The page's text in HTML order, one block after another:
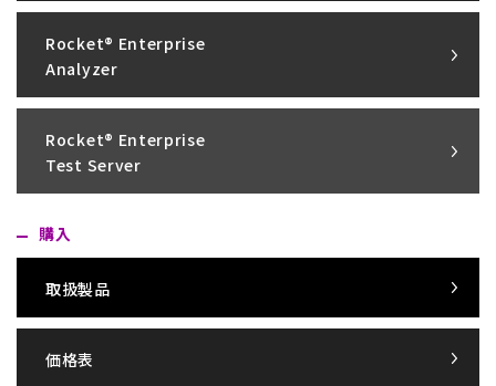
Rocket® Enterprise
Analyzer
Rocket® Enterprise
Test Server
購入
取扱製品
価格表